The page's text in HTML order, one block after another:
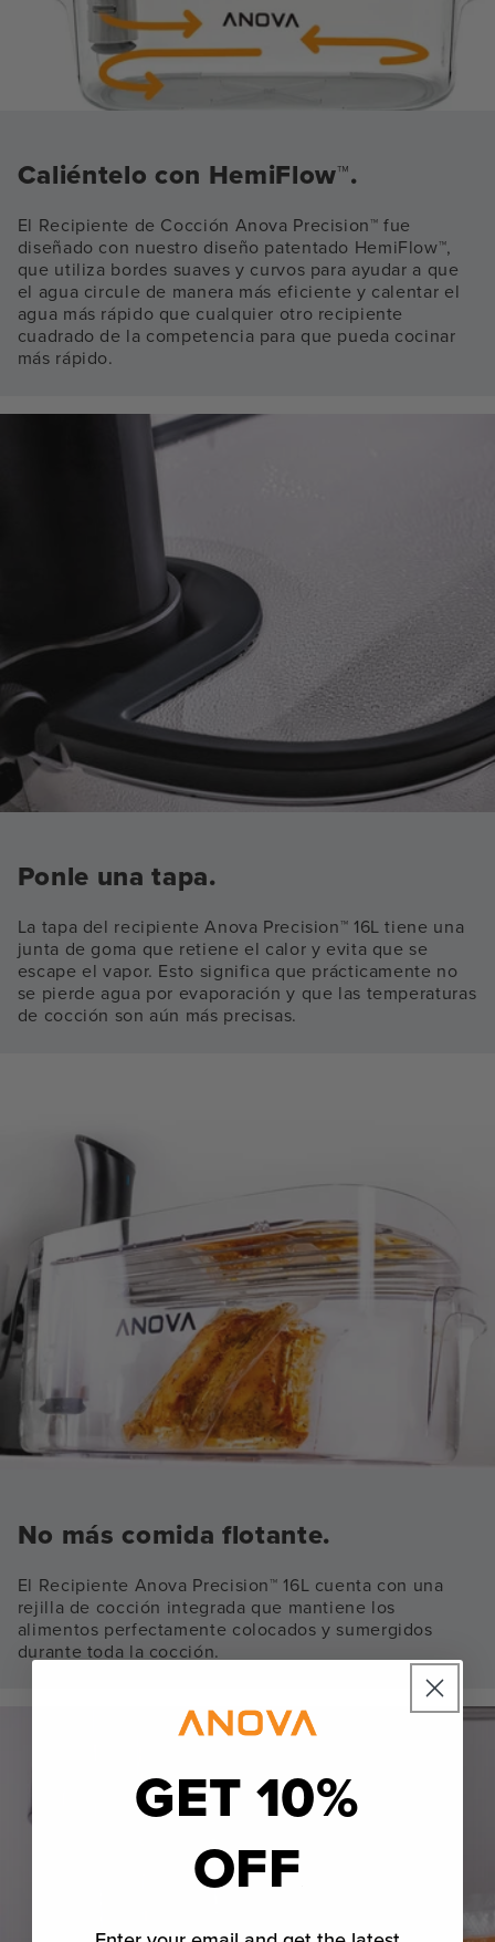
Caliéntelo con HemiFlow™.
El Recipiente de Cocción Anova Precision™ fue
diseñado con nuestro diseño patentado HemiFlow™,
que utiliza bordes suaves y curvos para ayudar a que
el agua circule de manera más eficiente y calentar el
agua más rápido que cualquier otro recipiente
cuadrado de la competencia para que pueda cocinar
más rápido.
Ponle una tapa.
La tapa del recipiente Anova Precision™ 16L tiene una
junta de goma que retiene el calor y evita que se
escape el vapor. Esto significa que prácticamente no
se pierde agua por evaporación y que las temperaturas
de cocción son aún más precisas.
No más comida flotante.
El Recipiente Anova Precision™ 16L cuenta con una
rejilla de cocción integrada que mantiene los
alimentos perfectamente colocados y sumergidos
durante toda la cocción.
GET 10%
OFF